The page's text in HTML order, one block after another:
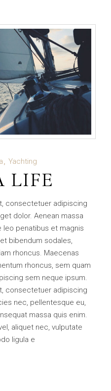
Yachting
LIFE
consectetuer adipiscing
dolor. Aenean massa
penatibus et magnis
bibendum sodales,
rhoncus. Maecenas
rhoncus, sem quam
sem neque ipsum.
consectetuer adipiscing
nec, pellentesque eu,
massa quis enim.
aliquet nec, vulputate
ligula e